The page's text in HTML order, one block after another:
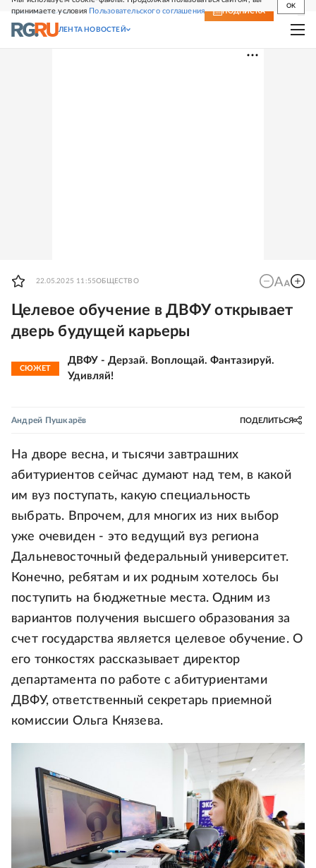
принимаете условия Пользовательского соглашения
OK
СВЕЖИЙ НОМЕР ПОДПИСКА
ЛЕНТА НОВОСТЕЙ
22.05.2025 11:55ОБЩЕСТВО
Целевое обучение в ДВФУ открывает
дверь будущей карьеры
СЮЖЕТ
ДВФУ - Дерзай. Воплощай. Фантазируй.
Удивляй!
Андрей Пушкарёв ПОДЕЛИТЬСЯ
На дворе весна, и тысячи завтрашних
абитуриентов сейчас думают над тем, в какой
им вуз поступать, какую специальность
выбрать. Впрочем, для многих из них выбор
уже очевиден - это ведущий вуз региона
Дальневосточный федеральный университет.
Конечно, ребятам и их родным хотелось бы
поступить на бюджетные места. Одним из
вариантов получения высшего образования за
счет государства является целевое обучение. О
его тонкостях рассказывает директор
департамента по работе с абитуриентами
ДВФУ, ответственный секретарь приемной
комиссии Ольга Князева.